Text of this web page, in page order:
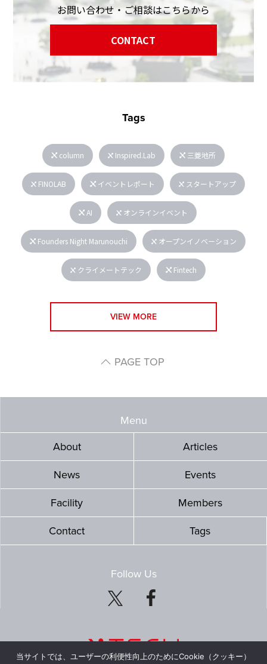
お問い合わせ・ご相談はこちらから
CONTACT
Tags
column Inspired.Lab 三菱地所
FINOLAB イベントレポート スタートアップ
AI オンラインイベント
Founders Night Marunouchi オープンイノベーション
クライメートテック Fintech
VIEW MORE
PAGE TOP
Menu
About
Articles
News Events
Facility Members
Contact Tags
Follow Us
当サイトでは、ユーザーの利便性向上のためにCookie（クッキー）